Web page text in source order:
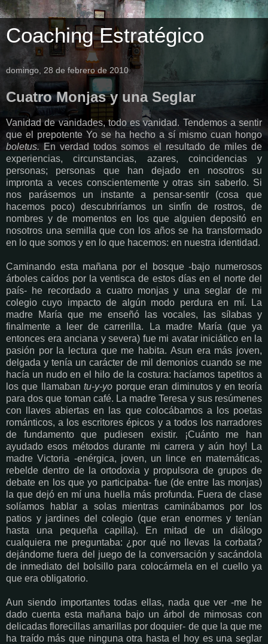
Coaching Estratégico
domingo, 28 de febrero de 2010
Cuatro Monjas y una Seglar
Vanidad de vanidades, todo es vanidad. Tendemos a sentir
que el prepotente Yo se ha hecho a sí mismo cuan hongo
boletus. En verdad todos somos el resultado de miles de
experiencias, circunstancias, azares, coincidencias y
personas; personas que han dejado en nosotros su
impronta a veces conscientemente y otras sin saberlo. Si
nos parásemos un instante a pensar-sentir (cosa que
hacemos poco) descubriríamos un sinfín de rostros, de
nombres y de momentos en los que alguien depositó en
nosotros una semilla que con los años se ha transformado
en lo que somos y en lo que hacemos: en nuestra identidad.
Caminando esta mañana por el bosque -bajo numerosos
árboles caídos por la ventisca de estos días en el norte del
país- he recordado a cuatro monjas y una seglar de mi
colegio cuyo impacto de algún modo perdura en mí. La
madre María que me enseñó las vocales, las sílabas y
finalmente a leer de carrerilla. La madre María (que ya
entonces era anciana y severa) fue mi avatar iniciático en la
pasión por la lectura que me habita. Asun era más joven,
delgada y tenía un carácter de mil demonios cuando se me
hacía un nudo en el hilo de la costura: hacíamos tapetitos a
los que llamabantu-y-yo porque eran diminutos y en teoría
para dos que toman café. La madre Teresa y sus resúmenes
con llaves abiertas en las que colocábamos a los poetas
románticos, a los escritores épicos y a todos los narradores
de fundamento que pudiesen existir. ¡Cuánto me han
ayudado esos métodos durante mi carrera y aún hoy! La
madre Victoria -enérgica, joven, un lince en matemáticas,
rebelde dentro de la ortodoxia y propulsora de grupos de
debate en los que yo participaba- fue (de entre las monjas)
la que dejó en mí una huella más profunda. Fuera de clase
solíamos hablar a solas mientras caminábamos por los
patios y jardines del colegio (que eran enormes y tenían
hasta una pequeña capilla). En mitad de un diálogo
cualquiera me preguntaba: ¿por qué no llevas la corbata?
dejándome fuera del juego de la conversación y sacándola
de inmediato del bolsillo para colocármela en el cuello ya
que era obligatorio.
Aun siendo importantes todas ellas, nada que ver -me he
dado cuenta esta mañana bajo un árbol de mimosas con
delicadas florecillas amarillas por doquier- de que la que me
ha traído más que ninguna otra hasta el hoy es una seglar